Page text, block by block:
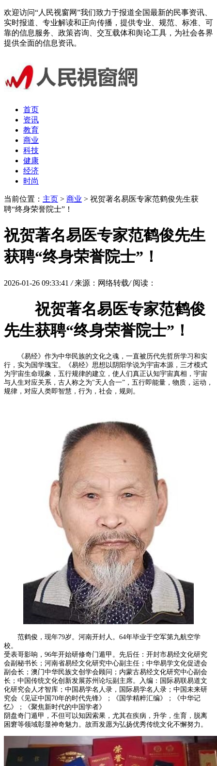
欢迎访问“人民视窗网”我们致力于报道全国最新的民事资讯、
实时报道、专业解读和正向传播，提供专业、规范、标准、可
靠的信息服务、政策咨询、交互载体和舆论工具，为社会各界
提供全面的信息资讯。
首页
资讯
教育
商业
科技
健康
经济
时尚
当前位置： 主页 > 商业 > 祝贺著名易医专家范鹤俊先生获
聘“终身荣誉院士”！
祝贺著名易医专家范鹤俊先生
获聘“终身荣誉院士”！
2026-01-26 09:33:41 / 来源：网络转载/ 阅读：
祝贺著名易医专家范鹤俊
先生获聘“终身荣誉院士”！
《易经》作为中华民族的文化之魂，一直被历代先哲所学习和实
行，实为国学瑰宝。《易经》思想以阴阳学说为宇宙本源，三才模式
为宇宙生命现象，五行规律的建立，使人们真正认知宇宙真相，宇宙
与人生对应关系，古人称之为"天人合一”，五行即能量，物质，运动，
规律，对应人类即智慧，行为，社会，规则。
范鹤俊，现年79岁。河南开封人。64年毕业于空军第九航空学
校。
受表哥影响，96年开始研修奇门遁甲。先后任：开封市易经文化研究
会副秘书长；河南省易经文化研究中心副主任；中华易学文化促进会
副会长；澳门中华民族文创学会顾问；内蒙古易经文化研究中心副会
长；中国传统文化创新发展苏州论坛副主席。入编：国际易联易道文
化研究会人才智库；中国易学名人录，国际易学名人录；中国未来研
究会《见证中国70年的时代先锋》；《国学精粹汇编》；《中华记
忆》；《聚焦新时代的中国学者》
阴盘奇门遁甲，不但可以知因索果，尤其在疾病，升学，生育，脱离
困窘等领域彰显神奇魅力。故而发愿为弘扬优秀传统文化不懈努力。